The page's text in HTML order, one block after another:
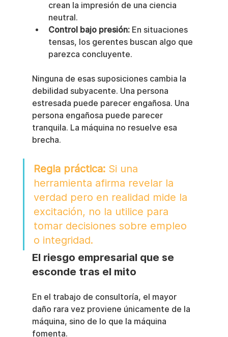
crean la impresión de una ciencia
neutral.
Control bajo presión: En situaciones
tensas, los gerentes buscan algo que
parezca concluyente.
Ninguna de esas suposiciones cambia la
debilidad subyacente. Una persona
estresada puede parecer engañosa. Una
persona engañosa puede parecer
tranquila. La máquina no resuelve esa
brecha.
Regla práctica: Si una
herramienta afirma revelar la
verdad pero en realidad mide la
excitación, no la utilice para
tomar decisiones sobre empleo
o integridad.
El riesgo empresarial que se
esconde tras el mito
En el trabajo de consultoría, el mayor
daño rara vez proviene únicamente de la
máquina, sino de lo que la máquina
fomenta.